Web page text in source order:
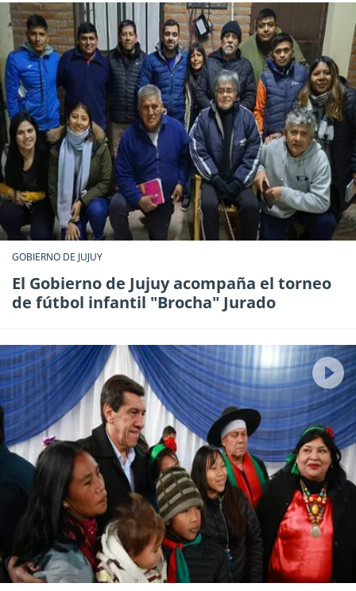
GOBIERNO DE JUJUY
El Gobierno de Jujuy acompaña el torneo
de fútbol infantil "Brocha" Jurado